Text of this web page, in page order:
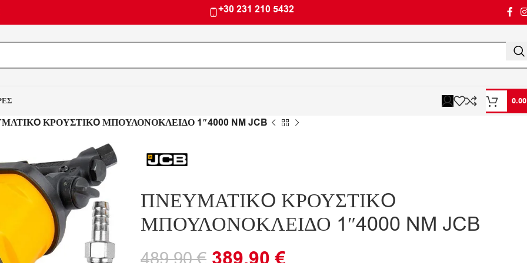
+30 231 210 5432
ΚΡΟΥΣΤΙΚO ΜΠΟΥΛΟΝΟΚΛΕΙΔΟ 1″4000 NM JCB
ΠΝΕΥΜΑΤΙΚO ΚΡΟΥΣΤΙΚO
ΜΠΟΥΛΟΝΟΚΛΕΙΔΟ 1″4000 NM JCB